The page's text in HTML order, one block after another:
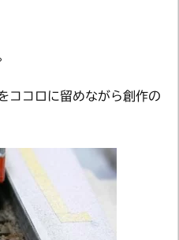
ココロに留めながら創作の